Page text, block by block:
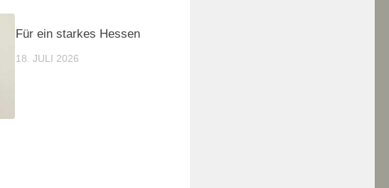
Für ein starkes Hessen
18. JULI 2026